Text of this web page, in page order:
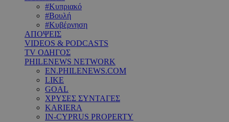
#Κυπριακό
#Βουλή
#Κυβέρνηση
ΑΠΟΨΕΙΣ
VIDEOS & PODCASTS
TV ΟΔΗΓΟΣ
PHILENEWS NETWORK
EN.PHILENEWS.COM
LIKE
GOAL
ΧΡΥΣΕΣ ΣΥΝΤΑΓΕΣ
KARIERA
IN-CYPRUS PROPERTY